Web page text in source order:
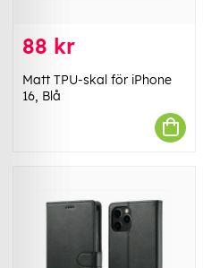
88 kr
Matt TPU-skal för iPhone
16, Blå